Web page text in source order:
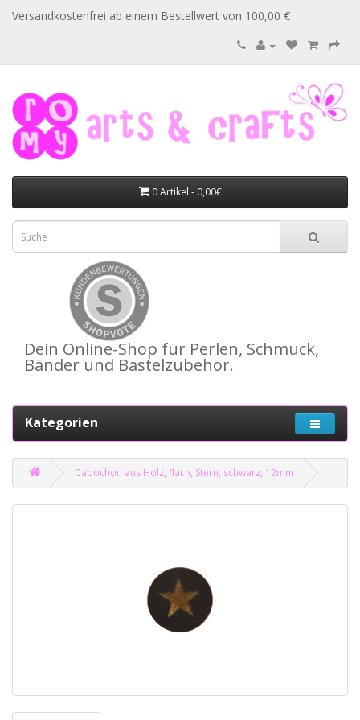
Versandkostenfrei ab einem Bestellwert von 100,00 €
0 Artikel - 0,00€
Dein Online-Shop für Perlen, Schmuck,
Bänder und Bastelzubehör.
Kategorien
Cabochon aus Holz, flach, Stern, schwarz, 12mm